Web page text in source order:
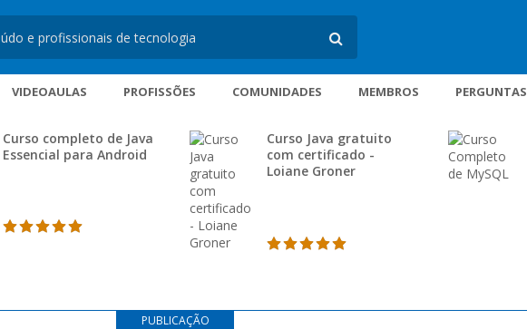
VIDEOAULAS PROFISSÕES COMUNIDADES MEMBROS PERGUNTAS
Curso completo de Java
Essencial para Android
Curso Java gratuito
com certificado -
Loiane Groner
PUBLICAÇÃO